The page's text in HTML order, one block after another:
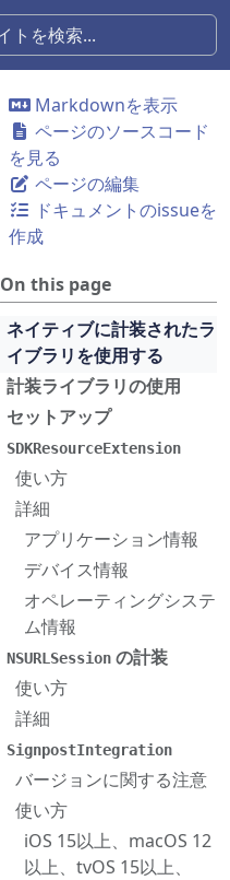
Markdownを表示
ページのソースコード
を見る
ページの編集
ドキュメントのissueを
作成
On this page
ネイティブに計装されたラ
イブラリを使用する
計装ライブラリの使用
セットアップ
SDKResourceExtension
使い方
詳細
アプリケーション情報
デバイス情報
オペレーティングシステ
ム情報
NSURLSession の計装
使い方
詳細
SignpostIntegration
バージョンに関する注意
使い方
iOS 15以上、macOS 12
以上、tvOS 15以上、